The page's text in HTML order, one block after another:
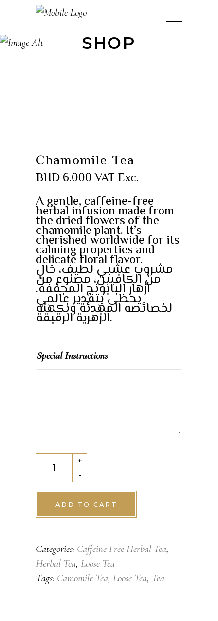
SHOP
Chamomile Tea
BHD6.000VAT Exc.
A gentle, caffeine-free
herbal infusion made from
the dried flowers of the
chamomile plant. It’s
cherished worldwide for its
calming properties and
delicate floral flavor.
مشروب عشبي لطيف، خالٍ
من الكافيين، مصنوع من
أزهار البابونج المجففة.
يحظى بتقدير عالمي
لخصائصه المهدئة ونكهته
الزهرية الرقيقة.
Special Instructions
quantity
-
+
ADD TO CART
Categories: Caffeine Free Herbal Tea,
Herbal Tea, Loose Tea
Tags: Camomile Tea, Loose Tea, Tea